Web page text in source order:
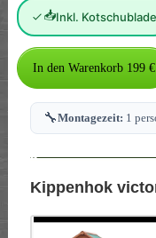
📥Inkl. Kotschublade
🔧Montagezeit: 1
--
Kippenhok